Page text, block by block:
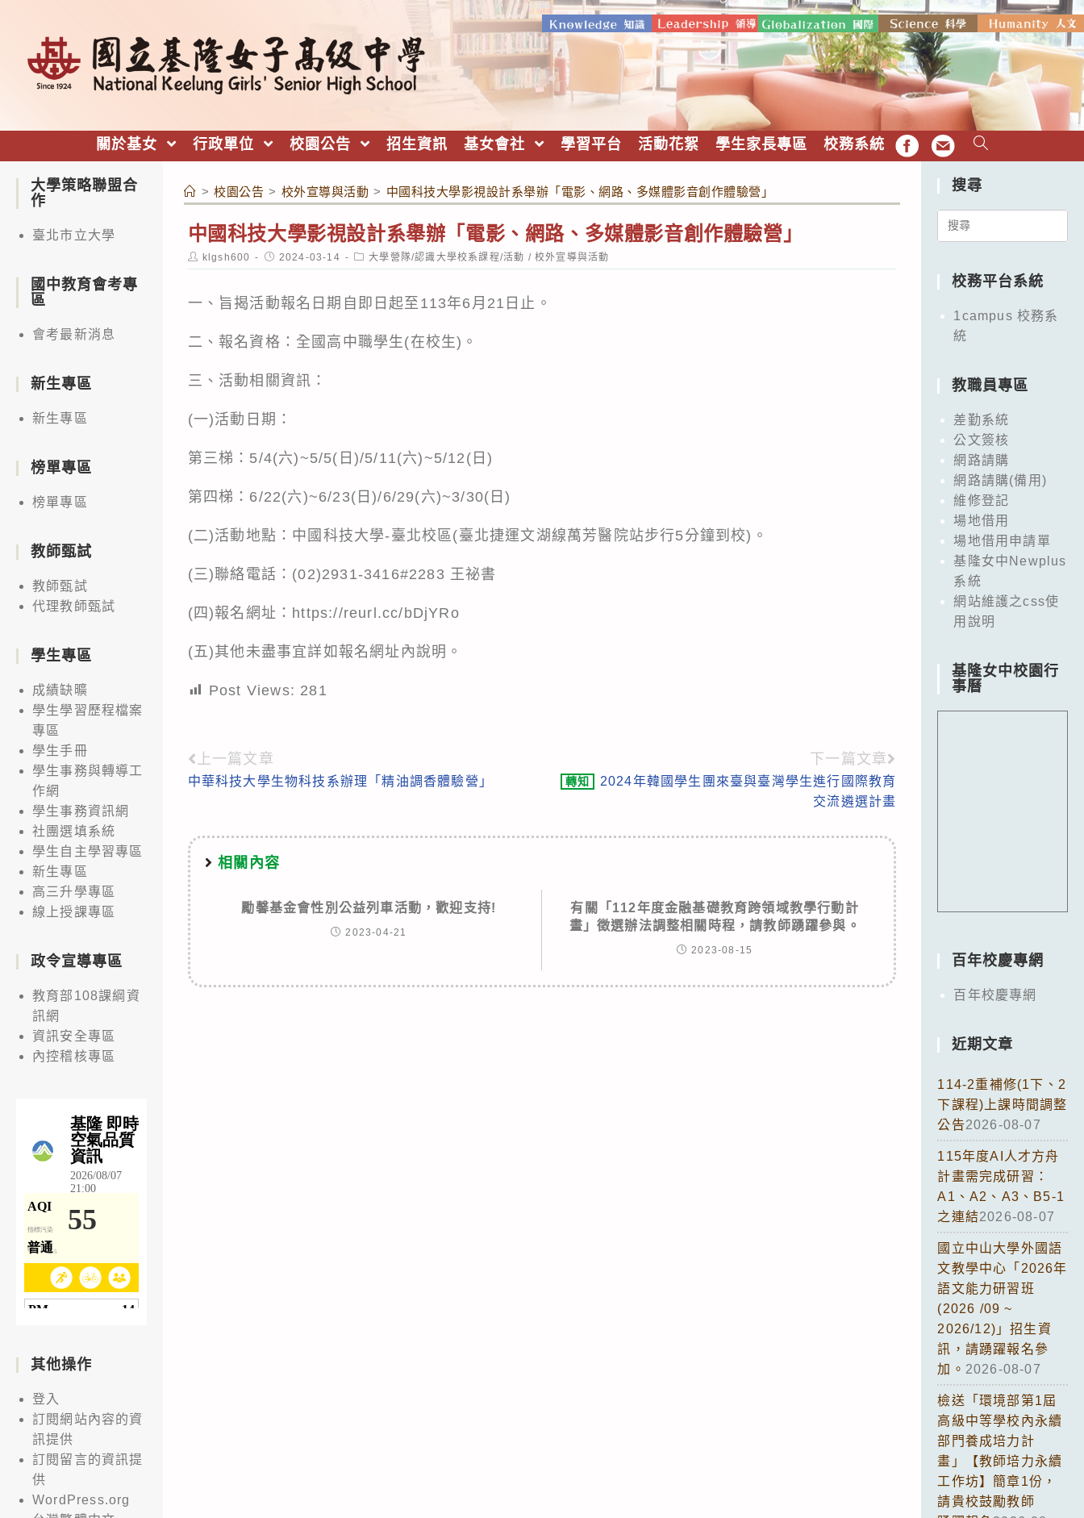
關於基女 行政單位 校園公告 招生資訊 基女會社 學習平台 活動花絮 學生家長專區 校務系統 FB EMAIL
> 校園公告 > 校外宣導與活動 > 中國科技大學影視設計系舉辦「電影、網路、多媒體影音創作體驗營」
中國科技大學影視設計系舉辦「電影、網路、多媒體影音創作體驗營」
Post
author:
klgsh600
Post
published:
2024-03-14
Post
category:
大學營隊/認識大學校系課程/活動 / 校外宣導與活動
一、旨揭活動報名日期自即日起至113年6月21日止。
二、報名資格：全國高中職學生(在校生)。
三、活動相關資訊：
(一)活動日期：
第三梯：5/4(六)~5/5(日)/5/11(六)~5/12(日)
第四梯：6/22(六)~6/23(日)/6/29(六)~3/30(日)
(二)活動地點：中國科技大學-臺北校區(臺北捷運文湖線萬芳醫院站步行5分鐘到校)。
(三)聯絡電話：(02)2931-3416#2283 王祕書
(四)報名網址：https://reurl.cc/bDjYRo
(五)其他未盡事宜詳如報名網址內說明。
Post Views: 281
Read
more
上一篇文章
中華科技大學生物科技系辦理「精油調香體驗營」
下一篇文章
轉知
2024年韓國學生團來臺與臺灣學生進行國際教育
交流遴選計畫
相關內容
勵馨基金會性別公益列車活動，歡迎支持!
2023-04-21
有關「112年度金融基礎教育跨領域教學行動計
畫」徵選辦法調整相關時程，請教師踴躍參與。
2023-08-15
大學策略聯盟合
作
臺北市立大學
國中教育會考專
區
會考最新消息
新生專區
新生專區
榜單專區
榜單專區
教師甄試
教師甄試
代理教師甄試
學生專區
成績缺曠
學生學習歷程檔案
專區
學生手冊
學生事務與轉導工
作網
學生事務資訊網
社團選填系統
學生自主學習專區
新生專區
高三升學專區
線上授課專區
政令宣導專區
教育部108課綱資
訊網
資訊安全專區
內控稽核專區
其他操作
登入
訂閱網站內容的資
訊提供
訂閱留言的資訊提
供
WordPress.org
搜尋
Search
校務平台系統
1campus 校務系
統
教職員專區
差勤系統
公文簽核
網路請購
網路請購(備用)
維修登記
場地借用
場地借用申請單
基隆女中Newplus
系統
網站維護之css使
用說明
基隆女中校園行
事曆
百年校慶專網
百年校慶專網
近期文章
114-2重補修(1下、2
下課程)上課時間調整
公告2026-08-07
115年度AI人才方舟
計畫需完成研習：
A1、A2、A3、B5-1
之連結2026-08-07
國立中山大學外國語
文教學中心「2026年
語文能力研習班
(2026 /09 ~
2026/12)」招生資
訊，請踴躍報名參
加。 2026-08-07
檢送「環境部第1屆
高級中等學校內永續
部門養成培力計
畫」【教師培力永續
工作坊】簡章1份，
請貴校鼓勵教師